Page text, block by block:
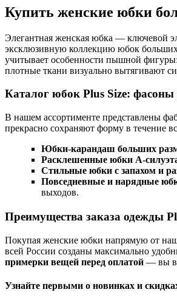
Купить женские юбки
Элегантная женская юбка — ключевой
эксклюзивную коллекцию юбок
учитывает особенности пышной
плотные ткани визуально вытягивают
Каталог юбок Plus Size: фасоны
В нашем ассортименте представлены
прекрасно сохраняют форму в течение
Юбки-карандаш больших
Расклешенные юбки А-
Стильные юбки с запахом и
Повседневные и нарядные
выходов.
Преимущества заказа одежды
Покупая женские юбки напрямую от
всей России созданы максимально
примерки вещей перед оплатой — вы
Узнайте первыми о новинках и